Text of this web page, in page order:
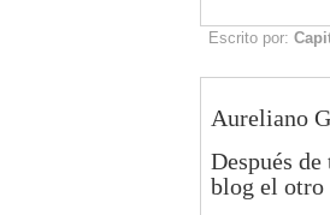
Escrito por:
Aureliano
Después
blog el otro